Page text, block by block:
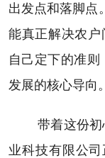
出发点和落脚点
能真正解决农户
自己定下的准则
发展的核心导向。
带着这份
业科技有限公